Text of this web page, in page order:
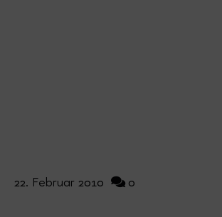
22. Februar 2010 0